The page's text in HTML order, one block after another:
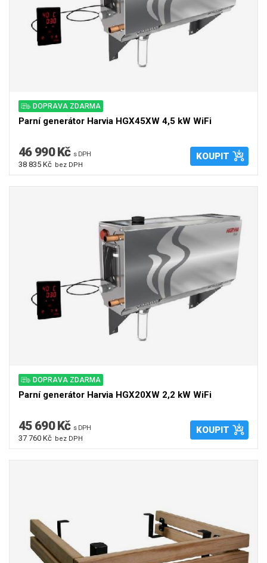
DOPRAVA ZDARMA
Parní generátor Harvia HGX45XW 4,5 kW WiFi
46 990 Kč s DPH
38 835 Kč bez DPH
KOUPIT
DOPRAVA ZDARMA
Parní generátor Harvia HGX20XW 2,2 kW WiFi
45 690 Kč s DPH
37 760 Kč bez DPH
KOUPIT